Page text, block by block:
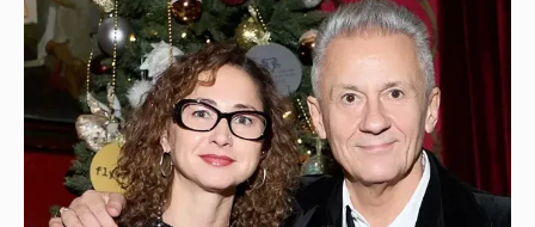
"Это сложно — быть с таким, как я". Олег
Меньшиков высказался о своём браке